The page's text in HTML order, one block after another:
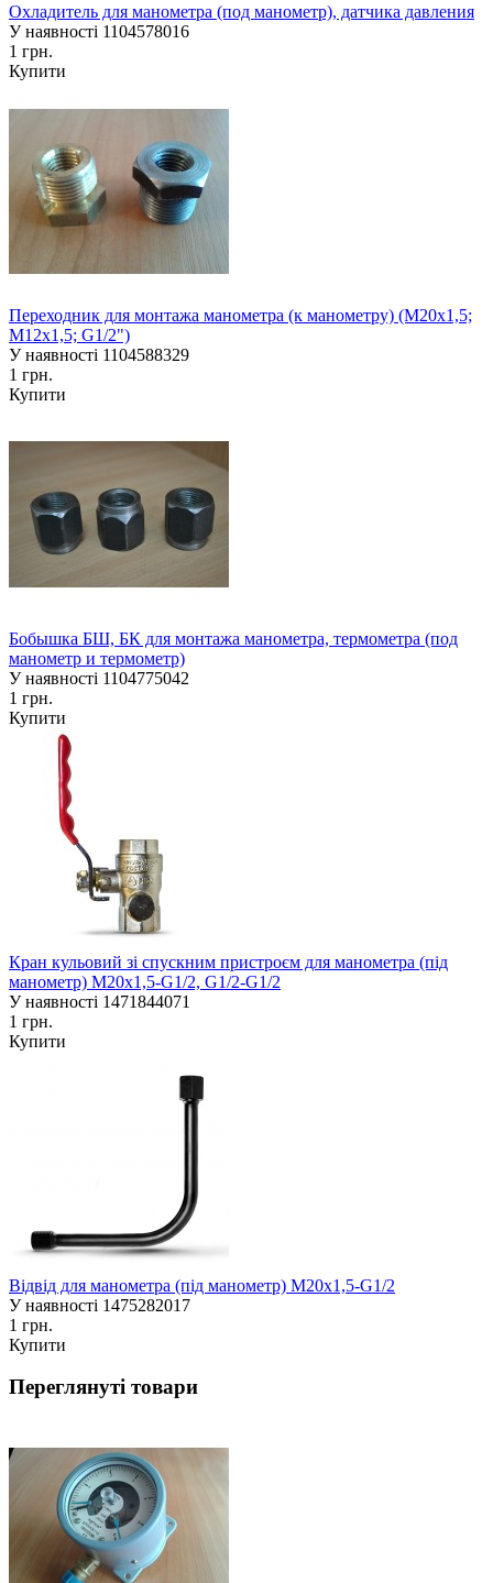
Охладитель для манометра (под манометр), датчика давления
У наявності 1104578016
1 грн.
Купити
Переходник для монтажа манометра (к манометру) (М20х1,5;
М12х1,5; G1/2")
У наявності 1104588329
1 грн.
Купити
Бобышка БШ, БК для монтажа манометра, термометра (под
манометр и термометр)
У наявності 1104775042
1 грн.
Купити
Кран кульовий зі спускним пристроєм для манометра (під
манометр) М20х1,5-G1/2, G1/2-G1/2
У наявності 1471844071
1 грн.
Купити
Відвід для манометра (під манометр) М20х1,5-G1/2
У наявності 1475282017
1 грн.
Купити
Переглянуті товари